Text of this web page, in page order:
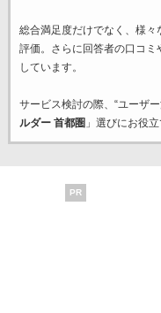
総合満足度だけでなく、様々
評価。さらに回答者の口コ
しています。
サービス検討の際、“ユーザ
ルダー 首都圏 」選びにお役立
PR